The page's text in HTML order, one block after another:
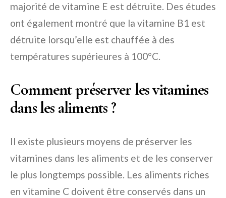
majorité de vitamine E est détruite. Des études
ont également montré que la vitamine B1 est
détruite lorsqu’elle est chauffée à des
températures supérieures à 100°C.
Comment préserver les vitamines
dans les aliments ?
Il existe plusieurs moyens de préserver les
vitamines dans les aliments et de les conserver
le plus longtemps possible. Les aliments riches
en vitamine C doivent être conservés dans un